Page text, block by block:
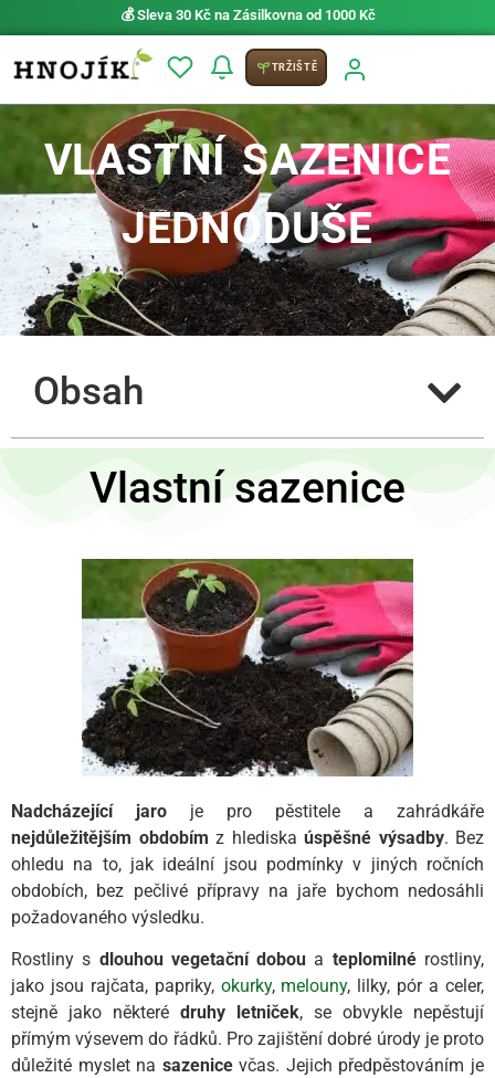
💰 Sleva 30 Kč na Zásilkovna od 1000 Kč
TRŽIŠTĚ
VLASTNÍ SAZENICE
JEDNODUŠE
Obsah
Vlastní sazenice
Nadcházející jaro je pro pěstitele a zahrádkáře
nejdůležitějším obdobím z hlediska úspěšné výsadby. Bez
ohledu na to, jak ideální jsou podmínky v jiných ročních
obdobích, bez pečlivé přípravy na jaře bychom nedosáhli
požadovaného výsledku.
Rostliny s dlouhou vegetační dobou a teplomilnérostliny,
jako jsou rajčata, papriky, okurky, melouny, lilky, pór a celer,
stejně jako některé druhy letniček, se obvykle nepěstují
přímým výsevem do řádků. Pro zajištění dobré úrody je proto
důležité myslet na sazenicevčas. Jejich předpěstováním je